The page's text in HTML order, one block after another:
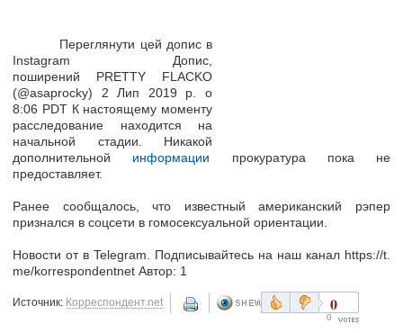
Переглянути цей допис в
Instagram Допис,
поширений PRETTY FLACKO
(@asaprocky) 2 Лип 2019 р. о
8:06 PDT К настоящему моменту
расследование находится на
начальной стадии. Никакой
дополнительной информации прокуратура пока не
предоставляет.
Ранее сообщалось, что известный американский рэпер
признался в соцсети в гомосексуальной ориентации.
Новости от в Telegram. Подписывайтесь на наш канал https://t.
me/korrespondentnet Автор: 1
Источник: Корреспондент.net 0
0